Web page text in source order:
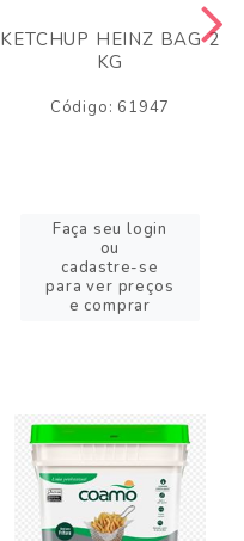
KETCHUP HEINZ BAG 2
KG
Código: 61947
Faça seu login
ou
cadastre-se
para ver preços
e comprar